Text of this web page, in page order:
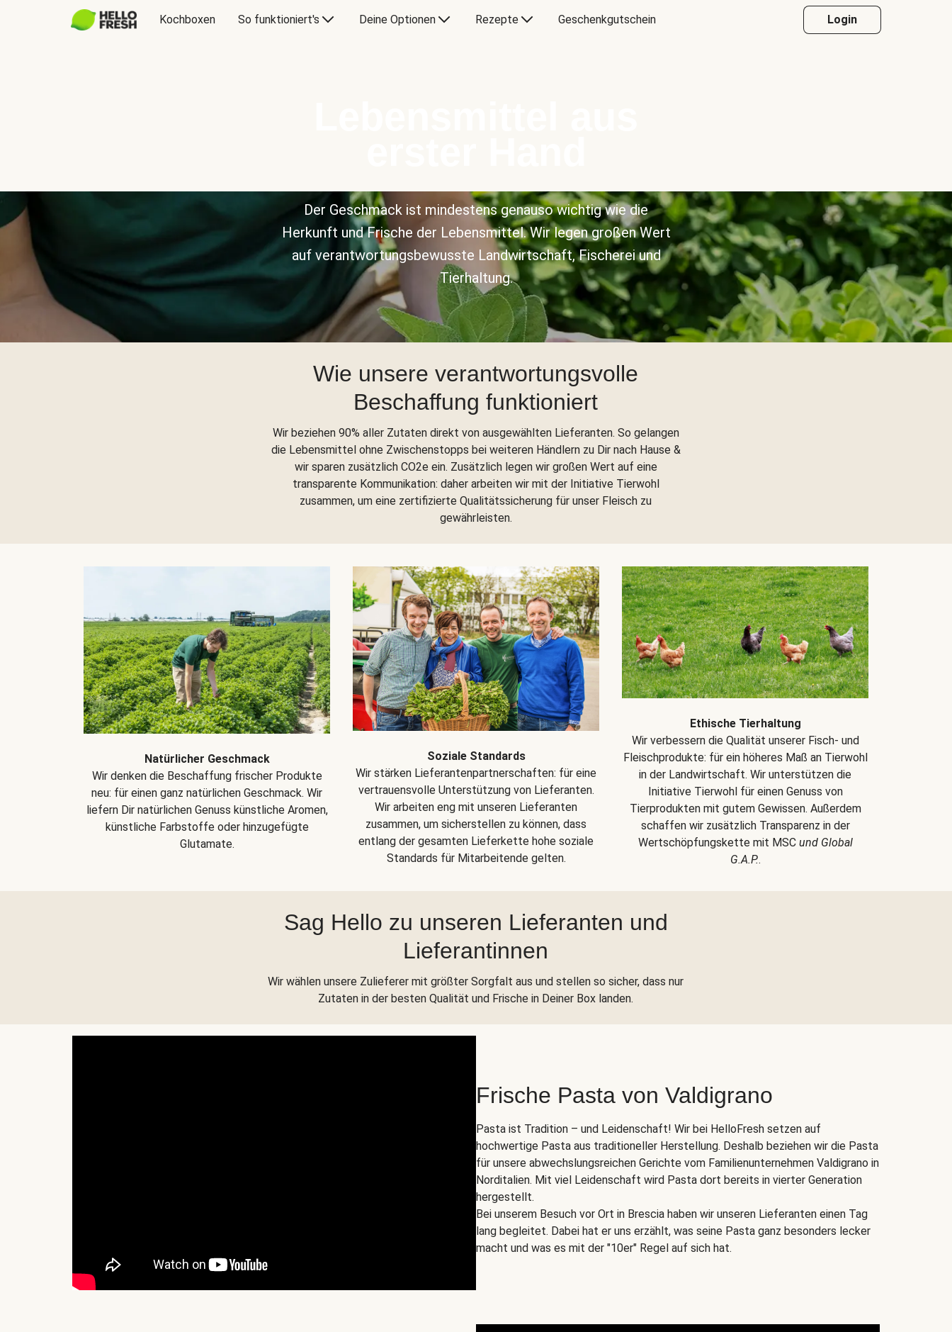
Kochboxen So funktioniert's Deine Optionen Rezepte Geschenkgutschein Login
Der Geschmack ist mindestens genauso wichtig wie die
Herkunft und Frische der Lebensmittel. Wir legen großen Wert
auf verantwortungsbewusste Landwirtschaft, Fischerei und
Tierhaltung.
Wie unsere verantwortungsvolle
Beschaffung funktioniert
Wir beziehen 90% aller Zutaten direkt von ausgewählten Lieferanten. So gelangen
die Lebensmittel ohne Zwischenstopps bei weiteren Händlern zu Dir nach Hause &
wir sparen zusätzlich CO2e ein. Zusätzlich legen wir großen Wert auf eine
transparente Kommunikation: daher arbeiten wir mit der Initiative Tierwohl
zusammen, um eine zertifizierte Qualitätssicherung für unser Fleisch zu
gewährleisten.
Natürlicher Geschmack
Wir denken die Beschaffung frischer Produkte
neu: für einen ganz natürlichen Geschmack. Wir
liefern Dir natürlichen Genuss künstliche Aromen,
künstliche Farbstoffe oder hinzugefügte
Glutamate.
Soziale Standards
Wir stärken Lieferantenpartnerschaften: für eine
vertrauensvolle Unterstützung von Lieferanten.
Wir arbeiten eng mit unseren Lieferanten
zusammen, um sicherstellen zu können, dass
entlang der gesamten Lieferkette hohe soziale
Standards für Mitarbeitende gelten.
Ethische Tierhaltung
Wir verbessern die Qualität unserer Fisch- und
Fleischprodukte: für ein höheres Maß an Tierwohl
in der Landwirtschaft. Wir unterstützen die
Initiative Tierwohl für einen Genuss von
Tierprodukten mit gutem Gewissen. Außerdem
schaffen wir zusätzlich Transparenz in der
Wertschöpfungskette mit MSCund Global
G.A.P..
Sag Hello zu unseren Lieferanten und
Lieferantinnen
Wir wählen unsere Zulieferer mit größter Sorgfalt aus und stellen so sicher, dass nur
Zutaten in der besten Qualität und Frische in Deiner Box landen.
Frische Pasta von Valdigrano
Pasta ist Tradition – und Leidenschaft! Wir bei HelloFresh setzen auf
hochwertige Pasta aus traditioneller Herstellung. Deshalb beziehen wir die Pasta
für unsere abwechslungsreichen Gerichte vom Familienunternehmen Valdigrano in
Norditalien. Mit viel Leidenschaft wird Pasta dort bereits in vierter Generation
hergestellt.
Bei unserem Besuch vor Ort in Brescia haben wir unseren Lieferanten einen Tag
lang begleitet. Dabei hat er uns erzählt, was seine Pasta ganz besonders lecker
macht und was es mit der "10er" Regel auf sich hat.